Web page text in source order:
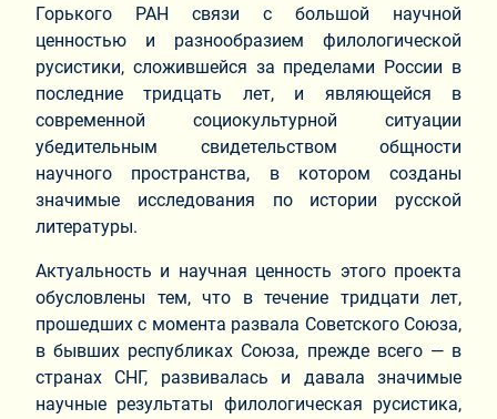
Горького РАН связи с большой научной
ценностью и разнообразием филологической
русистики, сложившейся за пределами России в
последние тридцать лет, и являющейся в
современной социокультурной ситуации
убедительным свидетельством общности
научного пространства, в котором созданы
значимые исследования по истории русской
литературы.
Актуальность и научная ценность этого проекта
обусловлены тем, что в течение тридцати лет,
прошедших с момента развала Советского Союза,
в бывших республиках Союза, прежде всего — в
странах СНГ, развивалась и давала значимые
научные результаты филологическая русистика,